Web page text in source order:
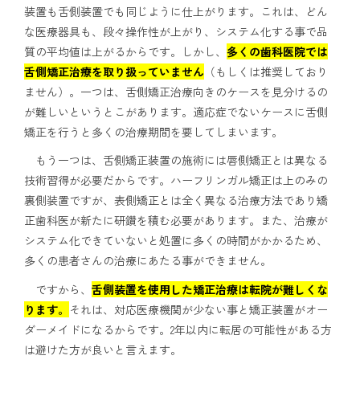
装置も舌側装置でも同じように仕上がります。これは、どん
な医療器具も、段々操作性が上がり、システム化する事で品
質の平均値は上がるからです。しかし、 多くの歯科医院では
舌側矯正治療を取り扱っていません （もしくは推奨しており
ません）。一つは、舌側矯正治療向きのケースを見分けるの
が難しいというとこがあります。適応症でないケースに舌側
矯正を行うと多くの治療期間を要してしまいます。
もう一つは、舌側矯正装置の施術には唇側矯正とは異なる
技術習得が必要だからです。ハーフリンガル矯正は上のみの
裏側装置ですが、表側矯正とは全く異なる治療方法であり矯
正歯科医が新たに研鑽を積む必要があります。また、治療が
システム化できていないと処置に多くの時間がかかるため、
多くの患者さんの治療にあたる事ができません。
ですから、 舌側装置を使用した矯正治療は転院が難しくな
ります。 それは、対応医療機関が少ない事と矯正装置がオー
ダーメイドになるからです。2年以内に転居の可能性がある方
は避けた方が良いと言えます。